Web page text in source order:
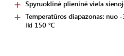
Spyruoklinė plieninė viela
Temperatūros diapazonas: nuo
iki 150 °C